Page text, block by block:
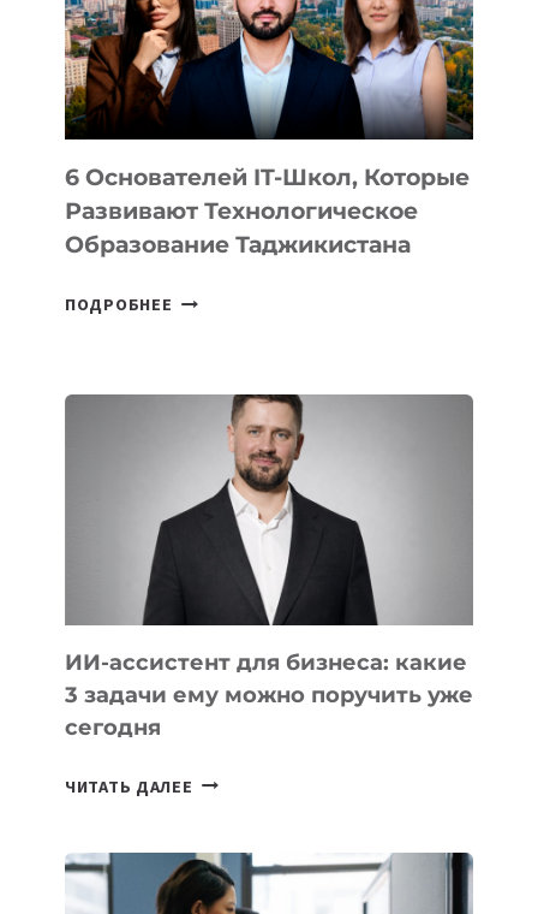
УСТРОЙСТВА
ОТ
OPENAI
6 Основателей IT-Школ, Которые
Развивают Технологическое
Образование Таджикистана
ПОДРОБНЕЕ
КОТОРЫЕ
РАЗВИВАЮТ
ТЕХНОЛОГИЧЕСКОЕ
ОБРАЗОВАНИЕ
ТАДЖИКИСТАНА
ИИ-ассистент для бизнеса: какие
3 задачи ему можно поручить уже
сегодня
ЧИТАТЬ ДАЛЕЕ ИИ-
БИЗНЕСА:
КАКИЕ